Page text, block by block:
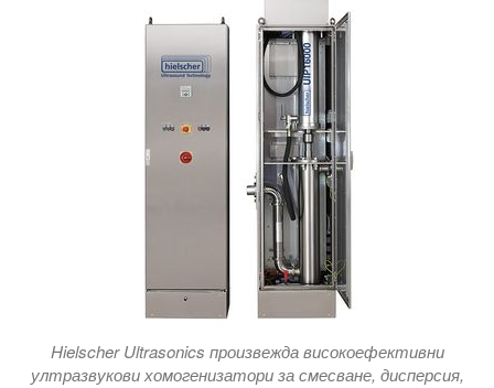
Hielscher Ultrasonics произвежда високоефективни
ултразвукови хомогенизатори за смесване, дисперсия,